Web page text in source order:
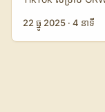
tourism operators
កាន់តែផ្លាស់ប្តូរ៖
(clicks, bookings,
MENAFN ទាក់ទង
strategy អាចផ្តល់
With Me) — ប៉ុន្តែរ
សេដ្ឋកិច្ចរបស់
Creator) និងចំណូល
22 ធ្នូ 2025 · 4 នាទី